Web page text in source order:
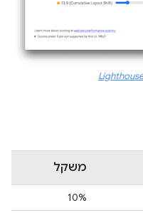
משקל
10%